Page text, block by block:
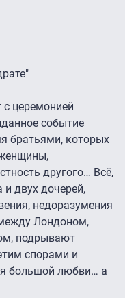
церемонией
событие
братьями, которых
другого… Всё,
и двух дочерей,
недоразумения
Лондоном,
подрывают
спорами и
большой любви… а